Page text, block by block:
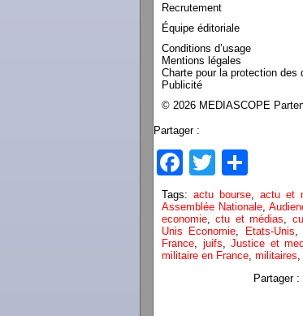
Recrutement
Équipe éditoriale
Conditions d’usage
Mentions légales
Charte pour la protection des
Publicité
© 2026 MEDIASCOPE
Partager :
Facebook
Twitter
Tags: actu bourse, actu et
Assemblée Nationale,
economie,ctu et médias,
Unis Economie, Etats-Unis,
France, juifs,Justice et
militaire en France, militaires,
Partager :